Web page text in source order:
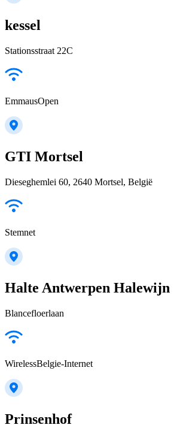
kessel
Stationsstraat 22C
EmmausOpen
GTI Mortsel
Dieseghemlei 60, 2640 Mortsel, België
Stemnet
Halte Antwerpen Halewijn
Blancefloerlaan
WirelessBelgie-Internet
Prinsenhof